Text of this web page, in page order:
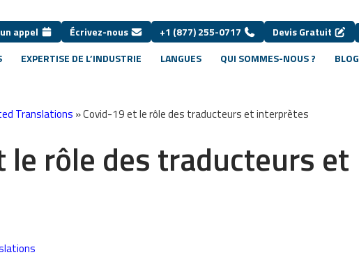
appel Écrivez-nous +1 (877) 255-0717 Devis Gratuit
EXPERTISE DE L’INDUSTRIE LANGUES QUI SOMMES-NOUS ? BLOG
Translations »Covid-19 et le rôle des traducteurs et interprètes
le rôle des traducteurs et